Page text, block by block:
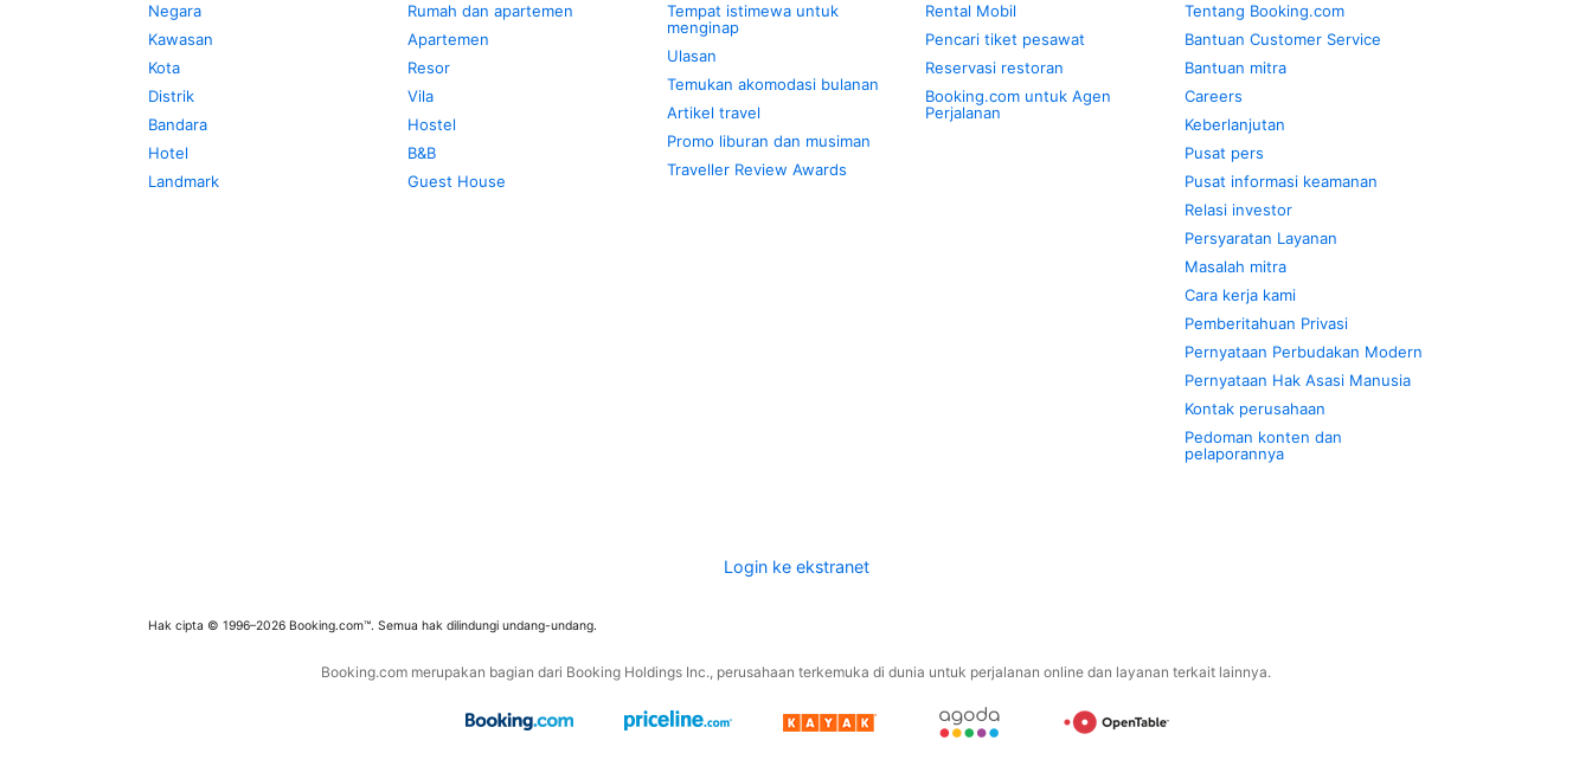
Negara
Kawasan
Kota
Distrik
Bandara
Hotel
Landmark
Rumah dan apartemen
Apartemen
Resor
Vila
Hostel
B&B
Guest House
Tempat istimewa untuk
menginap
Ulasan
Temukan akomodasi bulanan
Artikel travel
Promo liburan dan musiman
Traveller Review Awards
Rental Mobil
Pencari tiket pesawat
Reservasi restoran
Booking.com untuk Agen
Perjalanan
Tentang Booking.com
Bantuan Customer Service
Bantuan mitra
Careers
Keberlanjutan
Pusat pers
Pusat informasi keamanan
Relasi investor
Persyaratan Layanan
Masalah mitra
Cara kerja kami
Pemberitahuan Privasi
Pernyataan Perbudakan Modern
Pernyataan Hak Asasi Manusia
Kontak perusahaan
Pedoman konten dan
pelaporannya
Login ke ekstranet
Hak cipta © 1996–2026 Booking.com™. Semua hak dilindungi undang-undang.
Booking.com merupakan bagian dari Booking Holdings Inc., perusahaan terkemuka di dunia untuk perjalanan online dan layanan terkait lainnya.